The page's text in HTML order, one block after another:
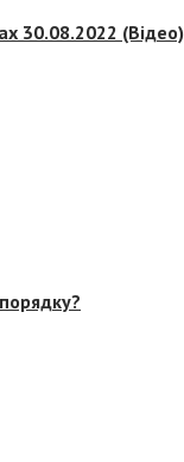
30.08.2022 (Відео)